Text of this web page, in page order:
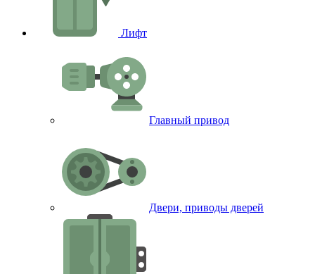
Лифт
Главный привод
Двери, приводы дверей